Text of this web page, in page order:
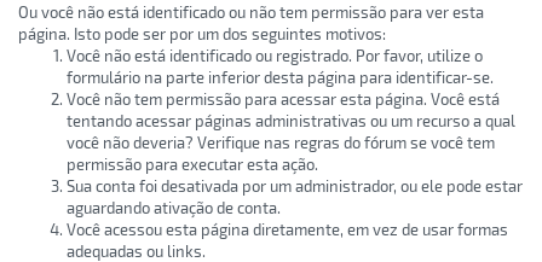
Ou você não está identificado ou não tem permissão para ver esta
página. Isto pode ser por um dos seguintes motivos:
Você não está identificado ou registrado. Por favor, utilize o
formulário na parte inferior desta página para identificar-se.
Você não tem permissão para acessar esta página. Você está
tentando acessar páginas administrativas ou um recurso a qual
você não deveria? Verifique nas regras do fórum se você tem
permissão para executar esta ação.
Sua conta foi desativada por um administrador, ou ele pode estar
aguardando ativação de conta.
Você acessou esta página diretamente, em vez de usar formas
adequadas ou links.